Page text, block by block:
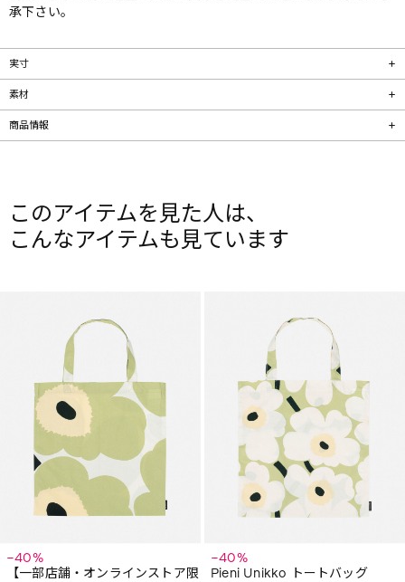
承下さい。
実寸
素材
商品情報
このアイテムを見た人は、
こんなアイテムも見ています
−40%
【一部店舗・オンラインストア限
−40%
Pieni Unikko トートバッグ